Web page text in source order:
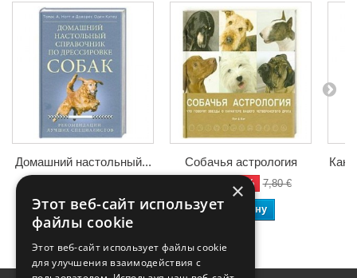
Домашний настольный...
В корзину
Собачья астрология
-50% 7,80 €
В корзину
Как
×
Этот веб-сайт использует
файлы cookie
Этот веб-сайт использует файлы cookie
для улучшения взаимодействия с